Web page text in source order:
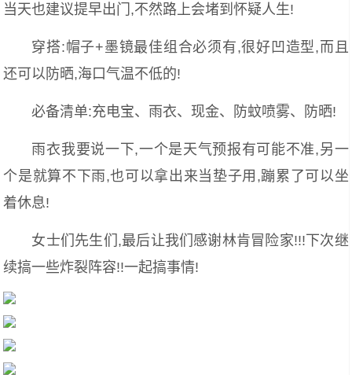
当天也建议提早出门,不然路上会堵到怀疑人生!
穿搭:帽子+墨镜最佳组合必须有,很好凹造型,而且
还可以防晒,海口气温不低的!
必备清单:充电宝、雨衣、现金、防蚊喷雾、防晒!
雨衣我要说一下,一个是天气预报有可能不准,另一
个是就算不下雨,也可以拿出来当垫子用,蹦累了可以坐
着休息!
女士们先生们,最后让我们感谢林肯冒险家!!!下次继
续搞一些炸裂阵容!!一起搞事情!